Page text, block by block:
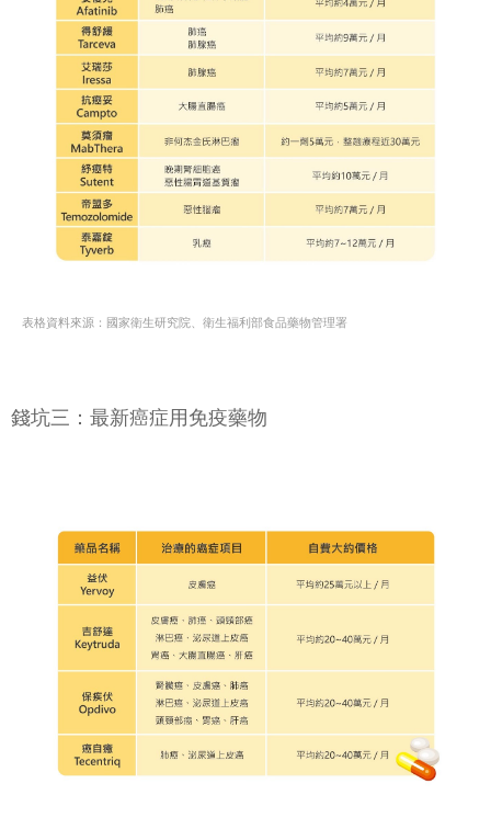
表格資料來源：國家衛生研究院、衛生福利部食品藥物管理署
錢坑三：最新癌症用免疫藥物